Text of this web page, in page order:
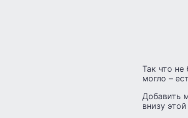
Так что не
могло –
Добавить
внизу